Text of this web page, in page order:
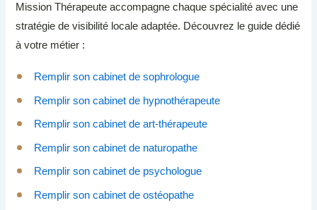
Mission Thérapeute accompagne chaque spécialité avec une
stratégie de visibilité locale adaptée. Découvrez le guide dédié
à votre métier :
Remplir son cabinet de sophrologue
Remplir son cabinet de hypnothérapeute
Remplir son cabinet de art-thérapeute
Remplir son cabinet de naturopathe
Remplir son cabinet de psychologue
Remplir son cabinet de ostéopathe